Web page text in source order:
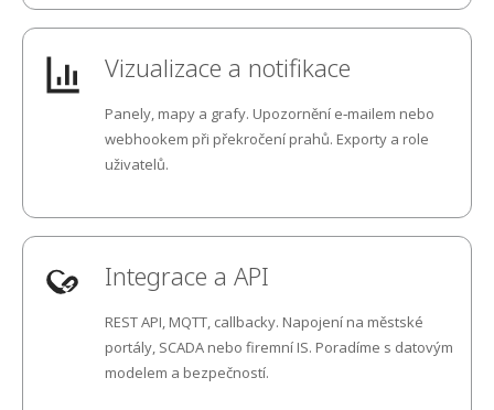
Internet Plzeň-Koterov
Internet Plzeň-Lobzy
Internet Plzeň-Lochotín
Internet Plzeň-Radobyčice
Internet Plzeň-Skvrňany
Internet Plzeň-Slovany
Internet Robčice
Internet Rokycany
Vizualizace a notifikace
Panely, mapy a grafy. Upozornění e‑mailem nebo
webhookem při překročení prahů. Exporty a role
uživatelů.
Integrace a API
REST API, MQTT, callbacky. Napojení na městské
portály, SCADA nebo firemní IS. Poradíme s datovým
modelem a bezpečností.